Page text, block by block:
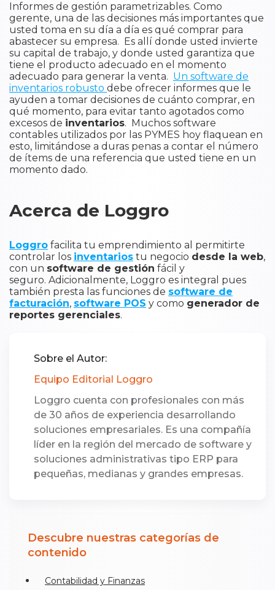
Informes de gestión parametrizables. Como
gerente, una de las decisiones más importantes que
usted toma en su día a día es qué comprar para
abastecer su empresa. Es allí donde usted invierte
su capital de trabajo, y donde usted garantiza que
tiene el producto adecuado en el momento
adecuado para generar la venta. Un software de
inventarios robusto debe ofrecer informes que le
ayuden a tomar decisiones de cuánto comprar, en
qué momento, para evitar tanto agotados como
excesos de inventarios. Muchos software
contables utilizados por las PYMES hoy flaquean en
esto, limitándose a duras penas a contar el número
de ítems de una referencia que usted tiene en un
momento dado.
Acerca de Loggro
Loggro facilita tu emprendimiento al permitirte
controlar los inventarios tu negocio desde la web,
con un software de gestión fácil y
seguro. Adicionalmente, Loggro es integral pues
también presta las funciones de software de
facturación, software POS y como generador de
reportes gerenciales.
Sobre el Autor:
Equipo Editorial Loggro
Loggro cuenta con profesionales con más
de 30 años de experiencia desarrollando
soluciones empresariales. Es una compañía
líder en la región del mercado de software y
soluciones administrativas tipo ERP para
pequeñas, medianas y grandes empresas.
Descubre nuestras categorías de
contenido
Contabilidad y Finanzas